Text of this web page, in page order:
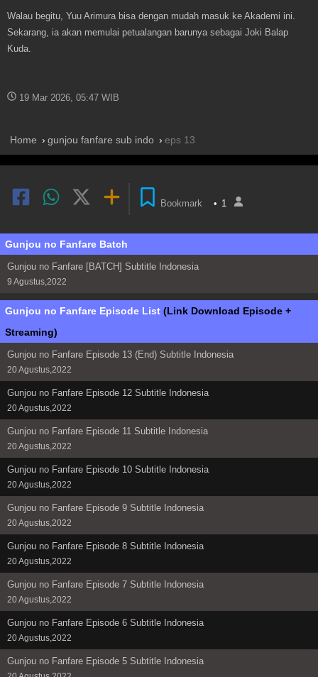
Walau begitu, Yuu Arimura bisa dengan mudah masuk ke Akademi ini.
Sekarang, ia akan memulai petualangan barunya sebagai Joki Balap
Kuda.
19 Mar 2026, 05:47 WIB
Home gunjou fanfare sub indo eps 13
Bookmark • 1
Gunjou no Fanfare Batch
Gunjou no Fanfare [BATCH] Subtitle Indonesia
9 Agustus,2022
Gunjou no Fanfare Episode List (Link Download Episode +
Streaming)
Gunjou no Fanfare Episode 13 (End) Subtitle Indonesia
20 Agustus,2022
Gunjou no Fanfare Episode 12 Subtitle Indonesia
20 Agustus,2022
Gunjou no Fanfare Episode 11 Subtitle Indonesia
20 Agustus,2022
Gunjou no Fanfare Episode 10 Subtitle Indonesia
20 Agustus,2022
Gunjou no Fanfare Episode 9 Subtitle Indonesia
20 Agustus,2022
Gunjou no Fanfare Episode 8 Subtitle Indonesia
20 Agustus,2022
Gunjou no Fanfare Episode 7 Subtitle Indonesia
20 Agustus,2022
Gunjou no Fanfare Episode 6 Subtitle Indonesia
20 Agustus,2022
Gunjou no Fanfare Episode 5 Subtitle Indonesia